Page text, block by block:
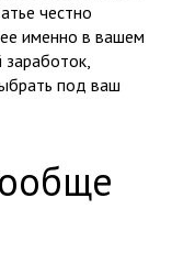
честно
именно в вашем
заработок,
под ваш